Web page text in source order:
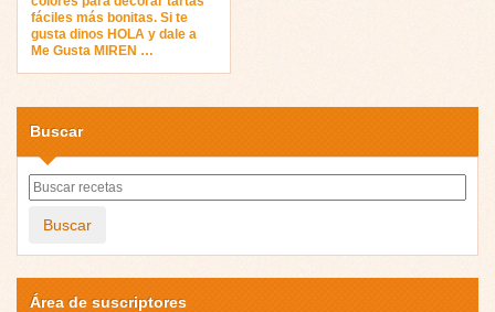
fáciles más bonitas. Si te
gusta dinos HOLA y dale a
Me Gusta MIREN …
Buscar
Buscar
Área de suscriptores